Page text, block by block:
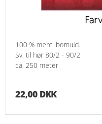
100 % merc. bomuld.
Sv. til hør 80/2 - 90/2
ca. 250 meter
22,00 DKK